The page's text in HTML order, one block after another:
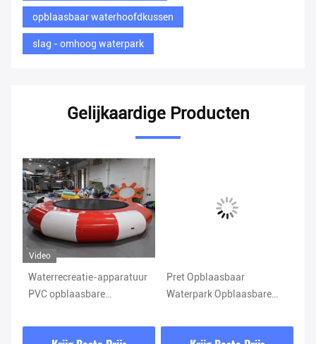
opblaasbaar waterhoofdkussen
slag - omhoog waterpark
Gelijkaardige Producten
Video
Waterrecreatie-apparatuur
PVC opblaasbare
Pret Opblaasbaar
Waterpark Opblaasbare
Glijbaan